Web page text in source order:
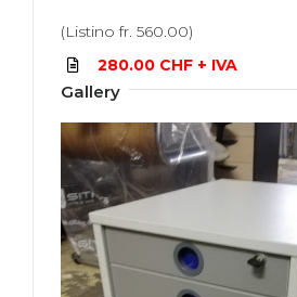
(Listino fr. 560.00)
280.00 CHF + IVA
Gallery